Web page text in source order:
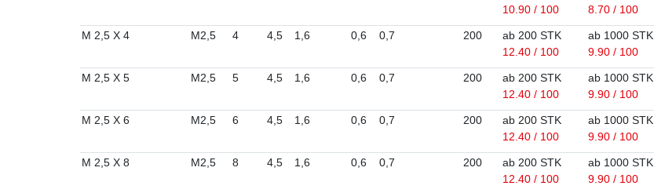
10.90 / 100
8.70 / 100
M 2,5 X 4 M2,5 4 4,5 1,6 0,6 0,7 200
ab 200 STK
12.40 / 100
ab 1000 STK
9.90 / 100
M 2,5 X 5 M2,5 5 4,5 1,6 0,6 0,7 200
ab 200 STK
12.40 / 100
ab 1000 STK
9.90 / 100
M 2,5 X 6 M2,5 6 4,5 1,6 0,6 0,7 200
ab 200 STK
12.40 / 100
ab 1000 STK
9.90 / 100
M 2,5 X 8 M2,5 8 4,5 1,6 0,6 0,7 200
ab 200 STK
12.40 / 100
ab 1000 STK
9.90 / 100